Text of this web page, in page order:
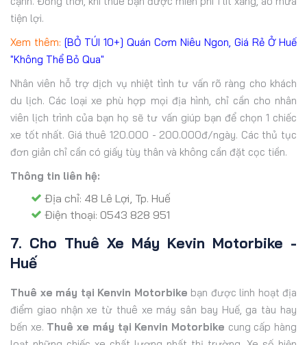
tiện lợi.
Xem thêm: [BỎ TÚI 10+] Quán Cơm Niêu Ngon, Giá Rẻ Ở Huế
"Không Thể Bỏ Qua"
Nhân viên hỗ trợ dịch vụ nhiệt tình tư vấn rõ ràng cho khách
du lịch. Các loại xe phù hợp mọi địa hình, chỉ cần cho nhân
viên lịch trình của bạn họ sẽ tư vấn giúp bạn để chọn 1 chiếc
xe tốt nhất. Giá thuê 120.000 - 200.000đ/ngày. Các thủ tục
đơn giản chỉ cần có giấy tùy thân và không cần đặt cọc tiền.
Thông tin liên hệ:
Địa chỉ: 48 Lê Lợi, Tp. Huế
Điện thoại: 0543 828 951
7. Cho Thuê Xe Máy Kevin Motorbike -
Huế
Thuê xe máy tại Kenvin Motorbike bạn được linh hoạt địa
điểm giao nhận xe từ thuê xe máy sân bay Huế, ga tàu hay
bến xe. Thuê xe máy tại Kenvin Motorbike cung cấp hàng